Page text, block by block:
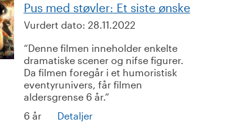
Pus med støvler: Et siste ønske
Vurdert dato: 28.11.2022
Denne filmen inneholder enkelte
dramatiske scener og nifse figurer.
Da filmen foregår i et humoristisk
eventyrunivers, får filmen
aldersgrense 6 år.
6 år
Detaljer